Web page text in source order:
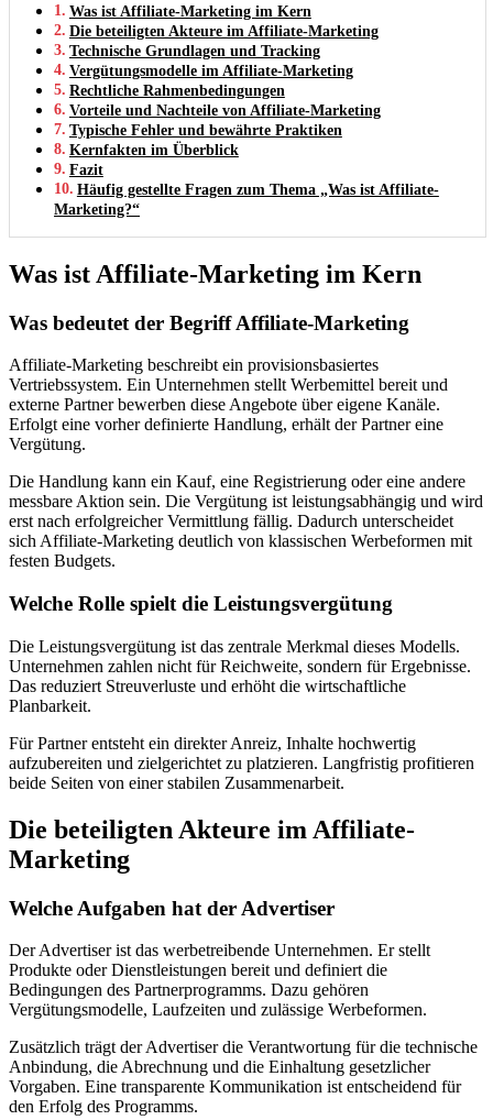
Was ist Affiliate-Marketing im Kern
Die beteiligten Akteure im Affiliate-Marketing
Technische Grundlagen und Tracking
Vergütungsmodelle im Affiliate-Marketing
Rechtliche Rahmenbedingungen
Vorteile und Nachteile von Affiliate-Marketing
Typische Fehler und bewährte Praktiken
Kernfakten im Überblick
Fazit
Häufig gestellte Fragen zum Thema „Was ist Affiliate-
Marketing?“
Was ist Affiliate-Marketing im Kern
Was bedeutet der Begriff Affiliate-Marketing
Affiliate-Marketing beschreibt ein provisionsbasiertes
Vertriebssystem. Ein Unternehmen stellt Werbemittel bereit und
externe Partner bewerben diese Angebote über eigene Kanäle.
Erfolgt eine vorher definierte Handlung, erhält der Partner eine
Vergütung.
Die Handlung kann ein Kauf, eine Registrierung oder eine andere
messbare Aktion sein. Die Vergütung ist leistungsabhängig und wird
erst nach erfolgreicher Vermittlung fällig. Dadurch unterscheidet
sich Affiliate-Marketing deutlich von klassischen Werbeformen mit
festen Budgets.
Welche Rolle spielt die Leistungsvergütung
Die Leistungsvergütung ist das zentrale Merkmal dieses Modells.
Unternehmen zahlen nicht für Reichweite, sondern für Ergebnisse.
Das reduziert Streuverluste und erhöht die wirtschaftliche
Planbarkeit.
Für Partner entsteht ein direkter Anreiz, Inhalte hochwertig
aufzubereiten und zielgerichtet zu platzieren. Langfristig profitieren
beide Seiten von einer stabilen Zusammenarbeit.
Die beteiligten Akteure im Affiliate-
Marketing
Welche Aufgaben hat der Advertiser
Der Advertiser ist das werbetreibende Unternehmen. Er stellt
Produkte oder Dienstleistungen bereit und definiert die
Bedingungen des Partnerprogramms. Dazu gehören
Vergütungsmodelle, Laufzeiten und zulässige Werbeformen.
Zusätzlich trägt der Advertiser die Verantwortung für die technische
Anbindung, die Abrechnung und die Einhaltung gesetzlicher
Vorgaben. Eine transparente Kommunikation ist entscheidend für
den Erfolg des Programms.